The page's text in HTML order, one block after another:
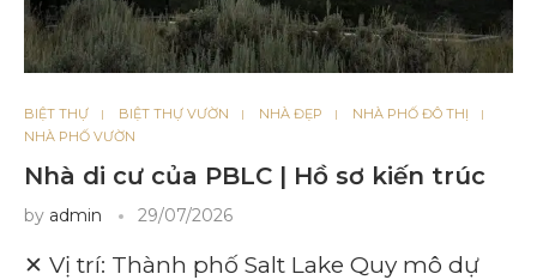
BIỆT THỰ BIỆT THỰ VƯỜN NHÀ ĐẸP
NHÀ PHỐ ĐÔ THỊ
NHÀ PHỐ VƯỜN
Nhà di cư của PBLC | Hồ sơ kiến ​​trúc
by admin 29/07/2026
✕ Vị trí: Thành phố Salt Lake Quy mô dự